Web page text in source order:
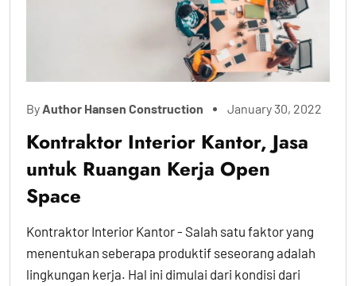
By Author Hansen Construction January 30, 2022
Kontraktor Interior Kantor, Jasa
untuk Ruangan Kerja Open
Space
Kontraktor Interior Kantor - Salah satu faktor yang
menentukan seberapa produktif seseorang adalah
lingkungan kerja. Hal ini dimulai dari kondisi dari